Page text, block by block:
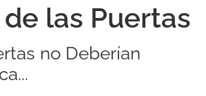
las Puertas
no Deberían